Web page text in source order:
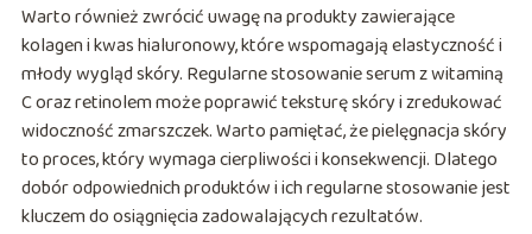
Warto również zwrócić uwagę na produkty zawierające
kolagen i kwas hialuronowy, które wspomagają elastyczność i
młody wygląd skóry. Regularne stosowanie serum z witaminą
C oraz retinolem może poprawić teksturę skóry i zredukować
widoczność zmarszczek. Warto pamiętać, że pielęgnacja skóry
to proces, który wymaga cierpliwości i konsekwencji. Dlatego
dobór odpowiednich produktów i ich regularne stosowanie jest
kluczem do osiągnięcia zadowalających rezultatów.